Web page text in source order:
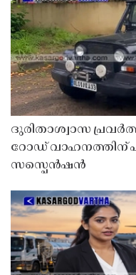
ദുരിതാശ്വാസ
റോഡ് വാഹനത്തിന്
സസ്പെൻഷൻ